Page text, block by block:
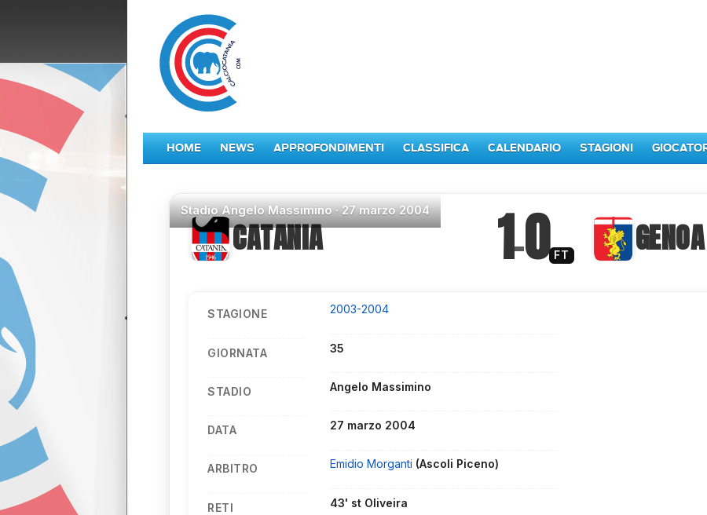
HOME NEWS APPROFONDIMENTI CLASSIFICA CALENDARIO STAGIONI
StadioAngelo Massimino ·27 marzo 2004
CATANIA 1–0 FT GENOA
STAGIONE 2003-2004
GIORNATA 35
STADIO Angelo Massimino
DATA 27 marzo 2004
ARBITRO Emidio Morganti (Ascoli Piceno)
RETI 43' st Oliveira